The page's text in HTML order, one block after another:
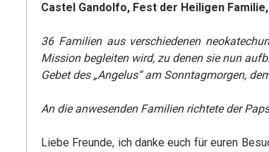
Castel Gandolfo, Fest der Heiligen
36 Familien aus verschiedenen
Mission begleiten wird, zu denen sie nun
Gebet des „Angelus“ am Sonntagmorgen,
An die anwesenden Familien richtete der
Liebe Freunde, ich danke euch für euren